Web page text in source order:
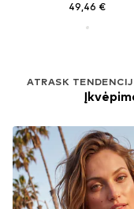
49,46 €
ATRASK